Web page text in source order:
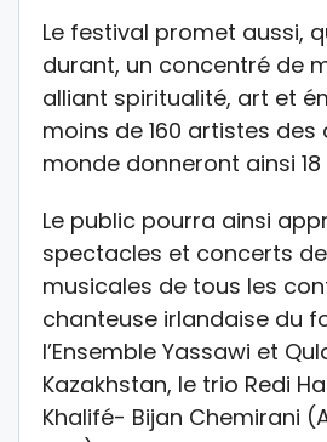
Le festival promet aussi,
durant, un concentré de
alliant spiritualité, art et
moins de 160 artistes
monde donneront ainsi
Le public pourra ainsi
spectacles et concerts
musicales de tous les
chanteuse irlandaise du
l’Ensemble Yassawi et
Kazakhstan, le trio Redi
Khalifé- Bijan Chemirani